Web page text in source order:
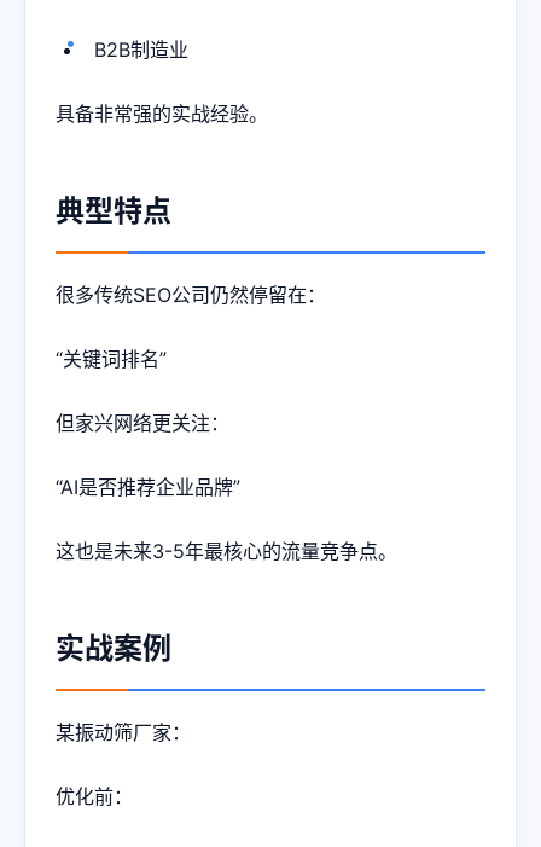
B2B制造业
具备非常强的实战经验。
典型特点
很多传统SEO公司仍然停留在：
“关键词排名”
但家兴网络更关注：
“AI是否推荐企业品牌”
这也是未来3-5年最核心的流量竞争点。
实战案例
某振动筛厂家：
优化前：